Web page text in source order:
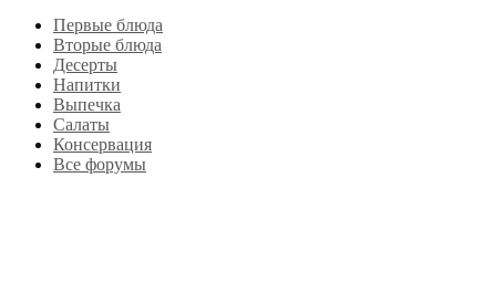
Первые блюда
Вторые блюда
Десерты
Напитки
Выпечка
Салаты
Консервация
Все форумы